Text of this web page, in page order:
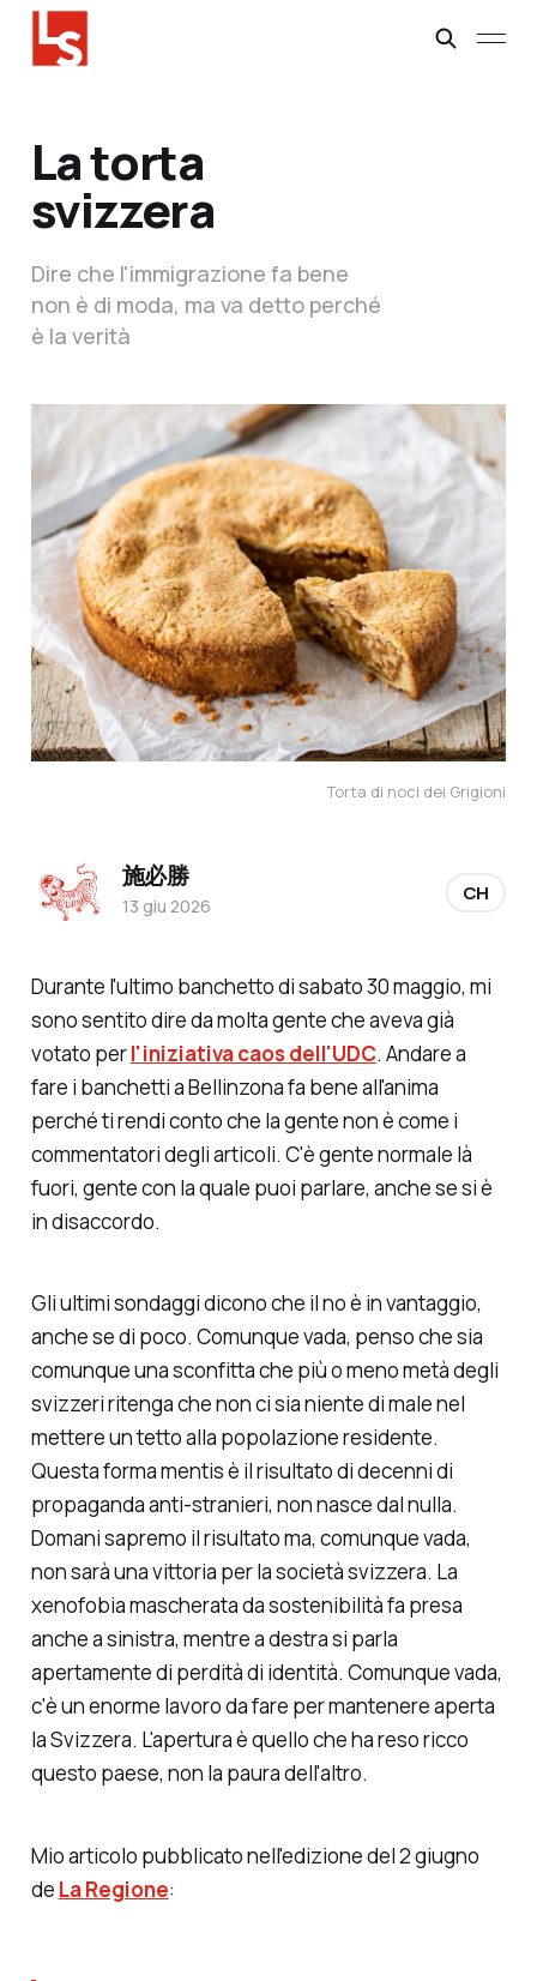
La torta
svizzera
Dire che l'immigrazione fa bene
non è di moda, ma va detto perché
è la verità
Torta di noci dei Grigioni
Durante l'ultimo banchetto di sabato 30 maggio, mi
sono sentito dire da molta gente che aveva già
votato perl'iniziativa caos dell'UDC. Andare a
fare i banchetti a Bellinzona fa bene all'anima
perché ti rendi conto che la gente non è come i
commentatori degli articoli. C'è gente normale là
fuori, gente con la quale puoi parlare, anche se si è
in disaccordo.
Gli ultimi sondaggi dicono che il no è in vantaggio,
anche se di poco. Comunque vada, penso che sia
comunque una sconfitta che più o meno metà degli
svizzeri ritenga che non ci sia niente di male nel
mettere un tetto alla popolazione residente.
Questa forma mentis è il risultato di decenni di
propaganda anti-stranieri, non nasce dal nulla.
Domani sapremo il risultato ma, comunque vada,
non sarà una vittoria per la società svizzera. La
xenofobia mascherata dasostenibilitàfa presa
anche a sinistra, mentre a destra si parla
apertamente di perdità di identità. Comunque vada,
c'è un enorme lavoro da fare per mantenere aperta
la Svizzera. L'apertura è quello che ha reso ricco
questo paese, non la paura dell'altro.
Mio articolo pubblicato nell'edizione del 2 giugno
de La Regione:
施必勝
13 giu 2026
CH